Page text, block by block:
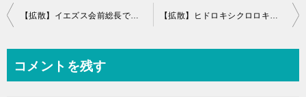
投
ビ
コメントを残す